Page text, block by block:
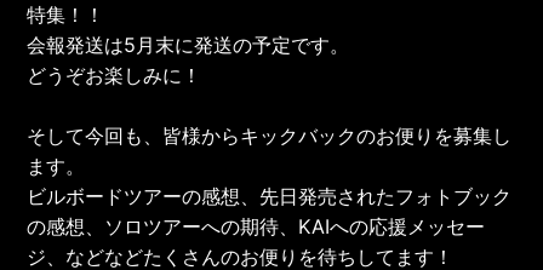
特集！！
会報発送は5月末に発送の予定です。
どうぞお楽しみに！
そして今回も、皆様からキックバックのお便りを募集し
ます。
ビルボードツアーの感想、先日発売されたフォトブック
の感想、ソロツアーへの期待、KAIへの応援メッセー
ジ、などなどたくさんのお便りを待ちしてます！